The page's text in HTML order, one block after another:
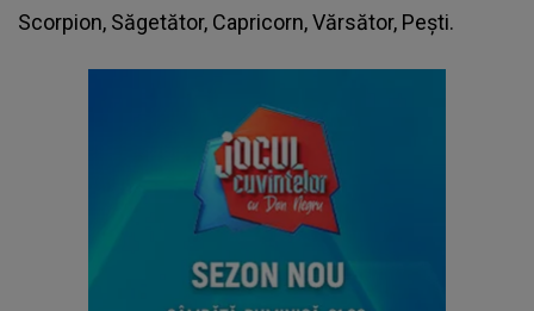
Scorpion, Săgetător, Capricorn, Vărsător, Pești.